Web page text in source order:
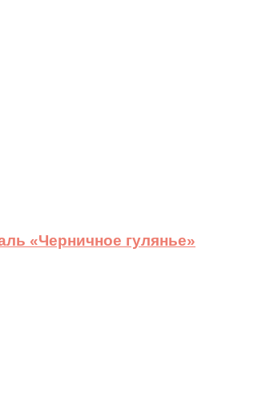
«Черничное гулянье»